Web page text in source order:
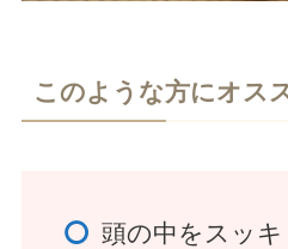
このような方にオス
頭の中をスッ